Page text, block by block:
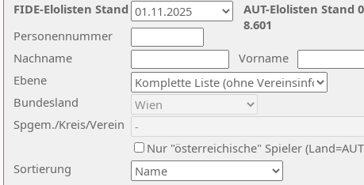
Nachname
Vorname
Ebene
Sortierung
Personennummer
Bundesland
Spgem./Kreis/Verein
Nur "österreichische" Spieler
AUT-Elolisten Stand
8.601
FIDE-Elolisten Stand